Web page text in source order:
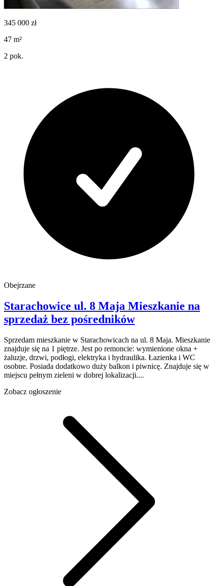
345 000 zł
47 m²
2 pok.
Obejrzane
Starachowice ul. 8 Maja Mieszkanie na
sprzedaż bez pośredników
Sprzedam mieszkanie w Starachowicach na ul. 8 Maja. Mieszkanie
znajduje się na 1 piętrze. Jest po remoncie: wymienione okna +
żaluzje, drzwi, podłogi, elektryka i hydraulika. Łazienka i WC
osobne. Posiada dodatkowo duży balkon i piwnicę. Znajduje się w
miejscu pełnym zieleni w dobrej lokalizacji....
Zobacz ogłoszenie